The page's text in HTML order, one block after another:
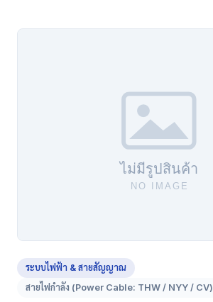
ระบบไฟฟ้า & สายสัญญาณ
สายไฟกำลัง (Power Cable: THW / NYY / CV)